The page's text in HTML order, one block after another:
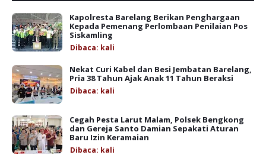
Kapolresta Barelang Berikan Penghargaan
Kepada Pemenang Perlombaan Penilaian Pos
Siskamling
Dibaca: kali
Nekat Curi Kabel dan Besi Jembatan Barelang,
Pria 38 Tahun Ajak Anak 11 Tahun Beraksi
Dibaca: kali
Cegah Pesta Larut Malam, Polsek Bengkong
dan Gereja Santo Damian Sepakati Aturan
Baru Izin Keramaian
Dibaca: kali